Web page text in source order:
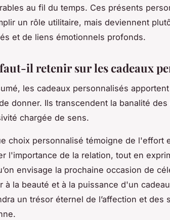
au fil du temps. Ces présents
un rôle utilitaire, mais deviennent
et de liens émotionnels profonds.
il retenir sur les cadeaux
les cadeaux personnalisés
donner. Ils transcendent la banalité
chargée de sens.
choix personnalisé témoigne de l'effort
l'importance de la relation, tout en
envisage la prochaine occasion de
à la beauté et à la puissance d'un
un trésor éternel de l’affection et des